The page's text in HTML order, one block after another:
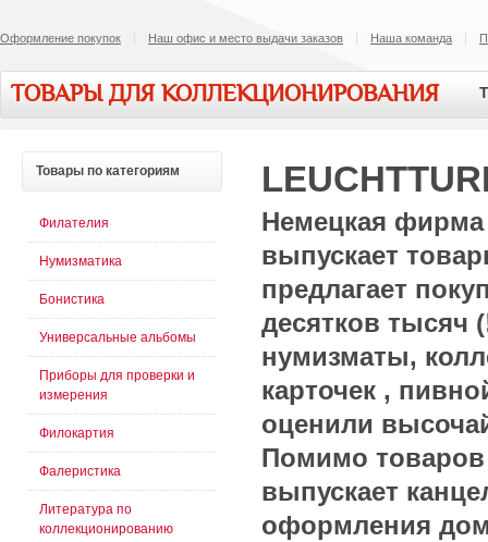
Оформление покупок Наш офис и место выдачи заказов Наша команда
ТОВАРЫ ДЛЯ КОЛЛЕКЦИОНИРОВАНИЯ
Немецкая
выпускает
предлагает
десятков тысяч
нумизматы,
карточек ,
оценили
Помимо
выпускает
оформления
Товары по категориям
Филателия
Нумизматика
Бонистика
Универсальные альбомы
Приборы для проверки и
измерения
Филокартия
Фалеристика
Литература по
коллекционированию